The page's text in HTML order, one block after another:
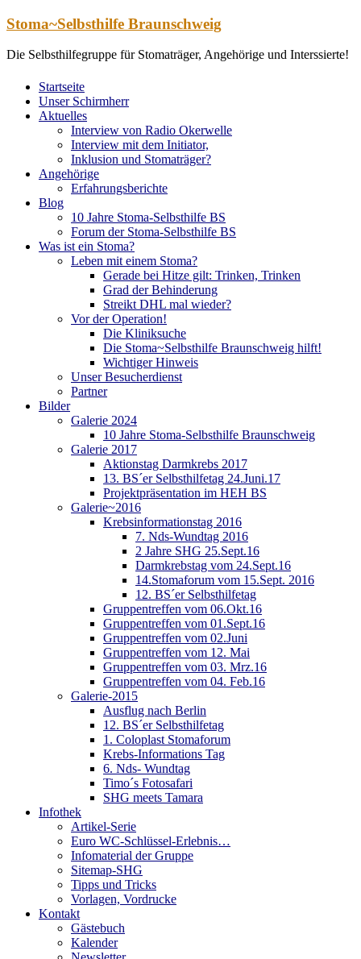
Zum
springen
Stoma~Selbsthilfe Braunschweig
Die Selbsthilfegruppe für Stomaträger, Angehörige und Interssierte!
Startseite
Unser Schirmherr
Aktuelles
Interview von Radio Okerwelle
Interview mit dem Initiator,
Inklusion und Stomaträger?
Angehörige
Erfahrungsberichte
Blog
10 Jahre Stoma-Selbsthilfe BS
Forum der Stoma-Selbsthilfe BS
Was ist ein Stoma?
Leben mit einem Stoma?
Gerade bei Hitze gilt: Trinken, Trinken
Grad der Behinderung
Streikt DHL mal wieder?
Vor der Operation!
Die Kliniksuche
Die Stoma~Selbsthilfe Braunschweig hilft!
Wichtiger Hinweis
Unser Besucherdienst
Partner
Bilder
Galerie 2024
10 Jahre Stoma-Selbsthilfe Braunschweig
Galerie 2017
Aktionstag Darmkrebs 2017
13. BS´er Selbsthilfetag 24.Juni.17
Projektpräsentation im HEH BS
Galerie~2016
Krebsinformationstag 2016
7. Nds-Wundtag 2016
2 Jahre SHG 25.Sept.16
Darmkrebstag vom 24.Sept.16
14.Stomaforum vom 15.Sept. 2016
12. BS´er Selbsthilfetag
Gruppentreffen vom 06.Okt.16
Gruppentreffen vom 01.Sept.16
Gruppentreffen vom 02.Juni
Gruppentreffen vom 12. Mai
Gruppentreffen vom 03. Mrz.16
Gruppentreffen vom 04. Feb.16
Galerie-2015
Ausflug nach Berlin
12. BS´er Selbsthilfetag
1. Coloplast Stomaforum
Krebs-Informations Tag
6. Nds- Wundtag
Timo´s Fotosafari
SHG meets Tamara
Infothek
Artikel-Serie
Euro WC-Schlüssel-Erlebnis…
Infomaterial der Gruppe
Sitemap-SHG
Tipps und Tricks
Vorlagen, Vordrucke
Kontakt
Gästebuch
Kalender